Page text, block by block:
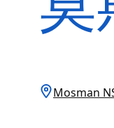
Mosman